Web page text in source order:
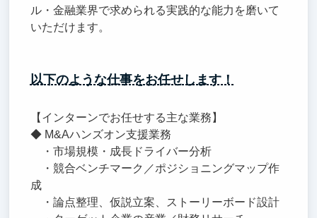
ル・金融業界で求められる実践的な能力を磨いて
いただけます。
以下のような仕事をお任せします！
【インターンでお任せする主な業務】
◆ M&Aハンズオン支援業務
・市場規模・成長ドライバー分析
・競合ベンチマーク／ポジショニングマップ作
成
・論点整理、仮説立案、ストーリーボード設計